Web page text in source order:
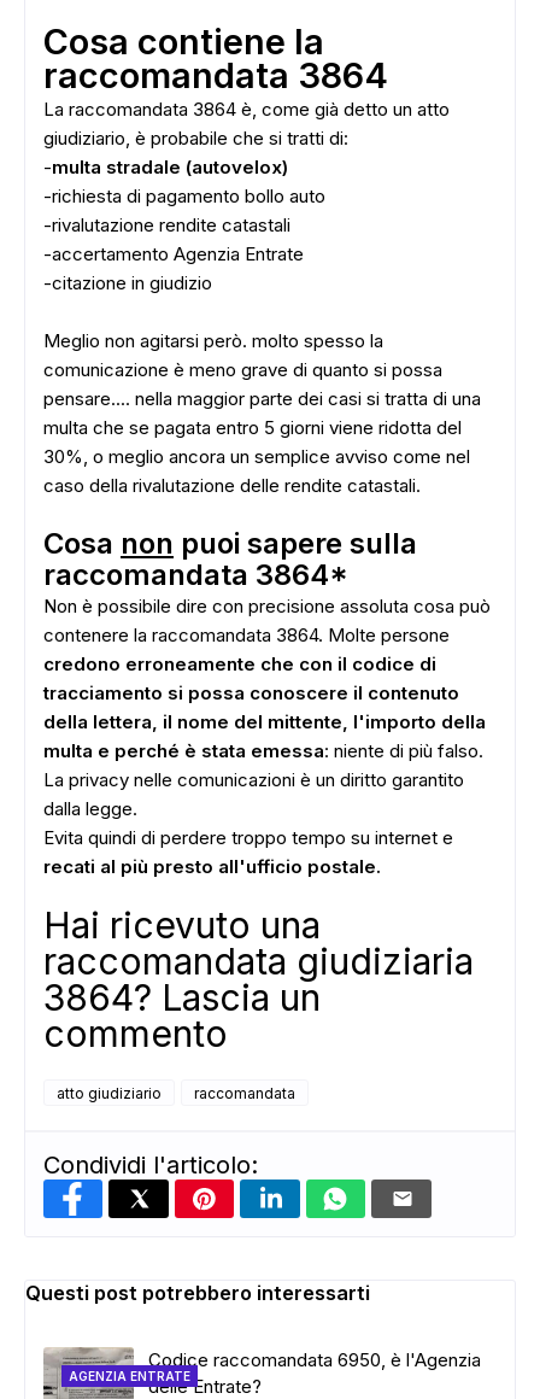
ADS
Cosa contiene la
raccomandata 3864
La raccomandata 3864 è, come già detto un atto
giudiziario, è probabile che si tratti di:
-multa stradale (autovelox)
-richiesta di pagamento bollo auto
-rivalutazione rendite catastali
-accertamento Agenzia Entrate
-citazione in giudizio
Meglio non agitarsi però. molto spesso la
comunicazione è meno grave di quanto si possa
pensare.... nella maggior parte dei casi si tratta di una
multa che se pagata entro 5 giorni viene ridotta del
30%, o meglio ancora un semplice avviso come nel
caso della rivalutazione delle rendite catastali.
Cosa non puoi sapere sulla
raccomandata 3864*
Non è possibile dire con precisione assoluta cosa può
contenere la raccomandata 3864. Molte persone
credono erroneamente che con il codice di
tracciamento si possa conoscere il contenuto
della lettera, il nome del mittente, l'importo della
multa e perché è stata emessa: niente di più falso.
La privacy nelle comunicazioni è un diritto garantito
dalla legge.
Evita quindi di perdere troppo tempo su internet e
recati al più presto all'ufficio postale.
Hai ricevuto una
raccomandata giudiziaria
3864? Lascia un
commento
atto giudiziario raccomandata
Condividi l'articolo:
Questi post potrebbero interessarti
AGENZIA ENTRATE
Codice raccomandata 6950, è l'Agenzia
delle Entrate?